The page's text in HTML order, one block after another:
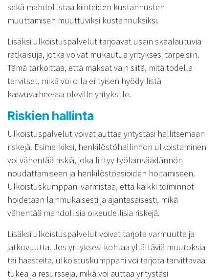
sekä mahdollistaa kiinteiden kustannusten
muuttamisen muuttuviksi kustannuksiksi.
Lisäksi ulkoistuspalvelut tarjoavat usein skaalautuvia
ratkaisuja, jotka voivat mukautua yrityksesi tarpeisiin.
Tämä tarkoittaa, että maksat vain siitä, mitä todella
tarvitset, mikä voi olla erityisen hyödyllistä
kasvuvaiheessa oleville yrityksille.
Riskien hallinta
Ulkoistuspalvelut voivat auttaa yritystäsi hallitsemaan
riskejä. Esimerkiksi, henkilöstöhallinnon ulkoistaminen
voi vähentää riskiä, joka liittyy työlainsäädännön
noudattamiseen ja henkilöstöasioiden hoitamiseen.
Ulkoistuskumppani varmistaa, että kaikki toiminnot
hoidetaan lainmukaisesti ja ajantasaisesti, mikä
vähentää mahdollisia oikeudellisia riskejä.
Lisäksi ulkoistuspalvelut voivat tarjota varmuutta ja
jatkuvuutta. Jos yrityksesi kohtaa yllättäviä muutoksia
tai haasteita, ulkoistuskumppani voi tarjota tarvittavaa
tukea ja resursseja, mikä voi auttaa yritystäsi